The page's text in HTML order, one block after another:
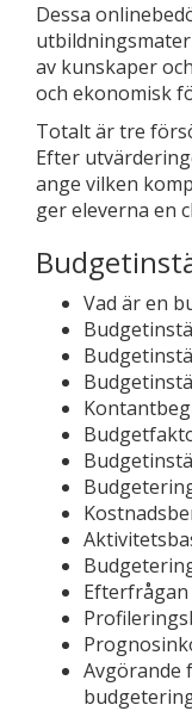
Dessa
av kunskaper
och ekonomisk
Totalt är tre
Efter
ange vilken
ger eleverna en
Vad är en